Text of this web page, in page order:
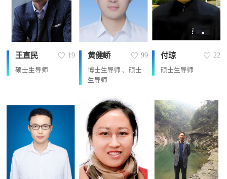
王直民 19
硕士生导师
黄健峤 99
博士生导师 、硕士
生导师
付琼 22
硕士生导师